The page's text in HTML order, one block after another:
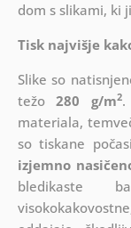
dom s slikami, ki
Tisk najvišje
Slike so
težo280 g/m2.
materiala,
so tiskane
izjemno
bledikaste